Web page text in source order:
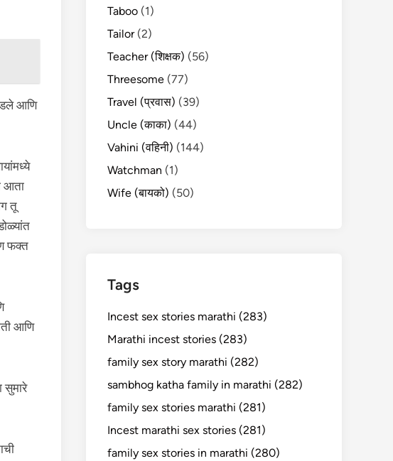
आणि
आता
तू
फक्त
आणि
सुमारे
Taboo (1)
Tailor(2)
Teacher (शिक्षक) (56)
Threesome (77)
Travel (प्रवास) (39)
Uncle (काका) (44)
Vahini (वहिनी) (144)
Watchman (1)
Wife (बायको) (50)
Tags
Incest sex stories marathi (283)
Marathi incest stories (283)
family sex story marathi (282)
sambhog katha family in marathi (282)
family sex stories marathi (281)
Incest marathi sex stories (281)
family sex stories in marathi (280)